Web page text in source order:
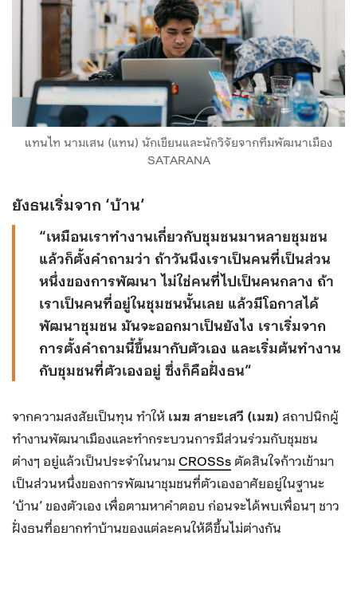
แทนไท นามเสน (แทน) นักเขียนและนักวิจัยจากทีมพัฒนาเมือง
SATARANA
ยังธนเริ่มจาก ‘บ้าน’
“เหมือนเราทำงานเกี่ยวกับชุมชนมาหลายชุมชน
แล้วก็ตั้งคำถามว่า ถ้าวันนึงเราเป็นคนที่เป็นส่วน
หนึ่งของการพัฒนา ไม่ใช่คนที่ไปเป็นคนกลาง ถ้า
เราเป็นคนที่อยู่ในชุมชนนั้นเลย แล้วมีโอกาสได้
พัฒนาชุมชน มันจะออกมาเป็นยังไง เราเริ่มจาก
การตั้งคำถามนี้ขึ้นมากับตัวเอง และเริ่มต้นทำงาน
กับชุมชนที่ตัวเองอยู่ ซึ่งก็คือฝั่งธน”
จากความสงสัยเป็นทุน ทำให้ เมฆ สายะเสวี (เมฆ) สถาปนิกผู้
ทำงานพัฒนาเมืองและทำกระบวนการมีส่วนร่วมกับชุมชน
ต่างๆ อยู่แล้วเป็นประจำในนาม CROSSs ตัดสินใจก้าวเข้ามา
เป็นส่วนหนึ่งของการพัฒนาชุมชนที่ตัวเองอาศัยอยู่ในฐานะ
‘บ้าน’ ของตัวเอง เพื่อตามหาคำตอบ ก่อนจะได้พบเพื่อนๆ ชาว
ฝั่งธนที่อยากทำบ้านของแต่ละคนให้ดีขึ้นไม่ต่างกัน